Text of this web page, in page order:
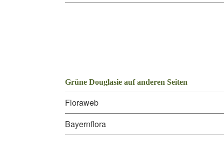
Grüne Douglasie auf anderen Seiten
Floraweb
Bayernflora